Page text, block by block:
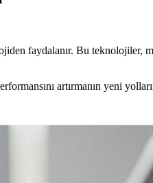
faydalanır. Bu teknolojiler,
artırmanın yeni